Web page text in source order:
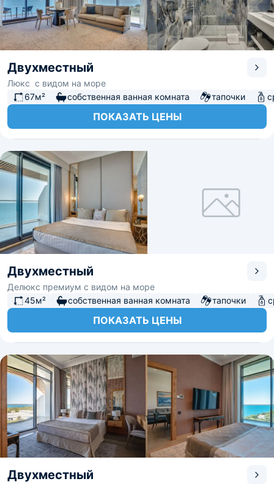
Двухместный
Люкс с видом на море
67м²
собственная ванная комната тапочки
ПОКАЗАТЬ ЦЕНЫ
Двухместный
Делюкс премиум с видом на море
45м²
собственная ванная комната тапочки
ПОКАЗАТЬ ЦЕНЫ
Двухместный